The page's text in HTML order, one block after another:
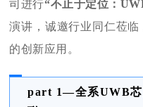
司进行“不止于定位：
演讲， 诚邀行业同仁莅临
的创新应用。
part 1—全系UWB芯